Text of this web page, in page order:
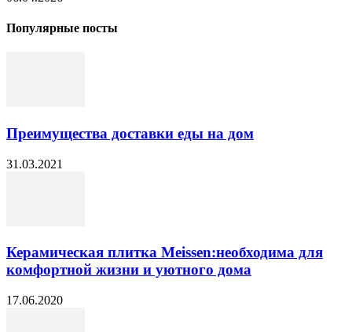
Популярные посты
Преимущества доставки еды на дом
31.03.2021
Керамическая плитка Meissen:необходима для
комфортной жизни и уютного дома
17.06.2020